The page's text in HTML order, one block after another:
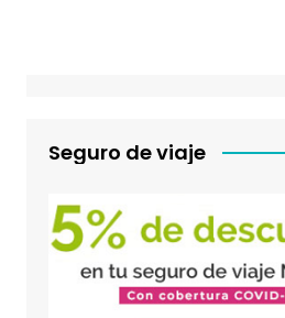
Seguro de viaje